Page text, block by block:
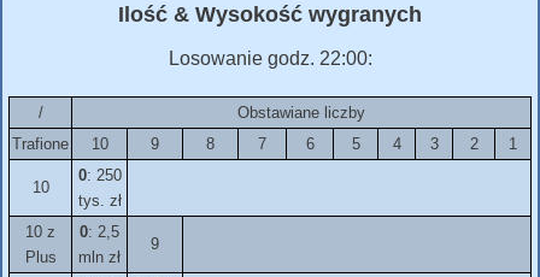
Ilość & Wysokość wygranych
Losowanie godz. 22:00:
/
Obstawiane liczby
Trafione
10 9 8 7 6 5 4 3 2 1
10
0: 250
tys. zł
10 z
Plus
0: 2,5
mln zł
9